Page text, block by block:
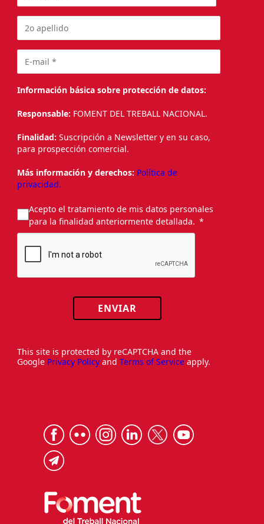
Información básica sobre protección de datos:
Responsable: FOMENT DEL TREBALL NACIONAL.
Finalidad: Suscripción a Newsletter y en su caso,
para prospección comercial.
Más información y derechos: Política de
privacidad.
Acepto el tratamiento de mis datos personales
para la finalidad anteriormente detallada.
ENVIAR
This site is protected by reCAPTCHA and the
Google Privacy Policy and Terms of Service apply.